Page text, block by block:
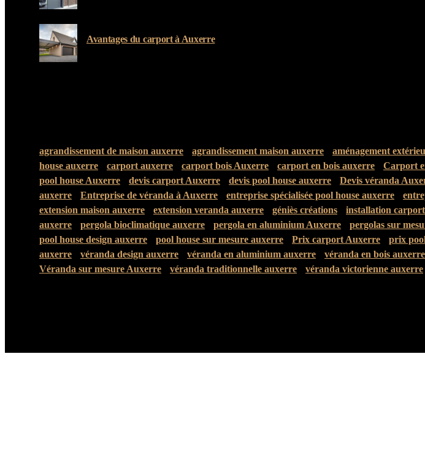
Avantages du carport à Auxerre
agrandissement de maison auxerre agrandissement maison auxerre aménagement
house auxerre
carport auxerre carport bois Auxerre carport en bois auxerre Carport
pool house Auxerre
devis carport Auxerre devis pool house auxerre Devis véranda
auxerre
Entreprise de véranda à Auxerre entreprise spécialisée pool house auxerre
extension maison auxerre
extension veranda auxerre géniès créations installation
auxerre
pergola bioclimatique auxerre pergola en aluminium Auxerre pergolas sur
pool house design auxerre
pool house sur mesure auxerre Prix carport Auxerre prix
auxerre
véranda design auxerre véranda en aluminium auxerre véranda en bois auxerre
Véranda sur mesure Auxerre
véranda traditionnelle auxerre véranda victorienne auxerre